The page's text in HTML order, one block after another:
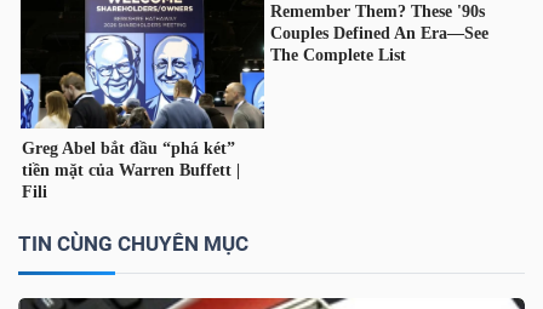
TIN CÙNG CHUYÊN MỤC
CHÍNH
CÁ
NHÂN
PHÂN